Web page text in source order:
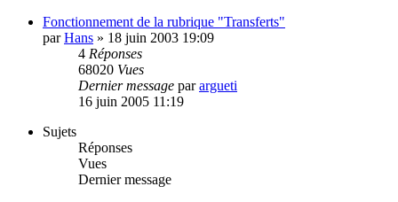
Fonctionnement de la rubrique "Transferts"
parHans » 18 juin 2003 19:09
4 Réponses
68020 Vues
Dernier message parargueti
16 juin 2005 11:19
Sujets
Réponses
Vues
Dernier message